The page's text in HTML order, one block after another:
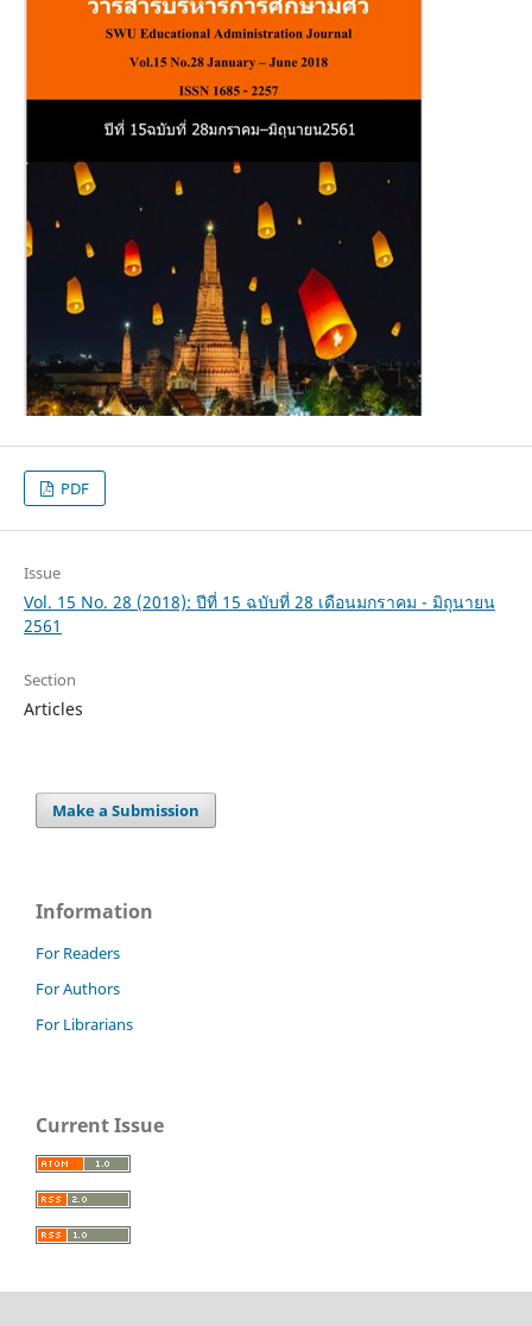
PDF
Issue
Vol. 15 No. 28 (2018): ปีที่ 15 ฉบับที่ 28 เดือนมกราคม - มิถุนายน
2561
Section
Articles
Make a Submission
Information
For Readers
For Authors
For Librarians
Current Issue